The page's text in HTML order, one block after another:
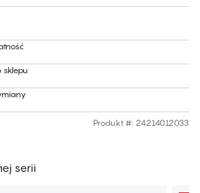
sklepu
Produkt #: 24214012033
serii